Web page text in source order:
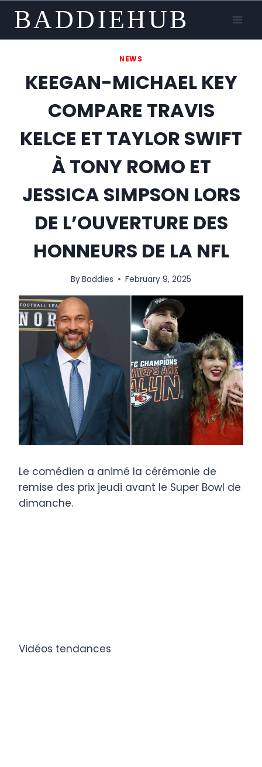
content
BADDIEHUB
NEWS
KEEGAN-MICHAEL KEY
COMPARE TRAVIS
KELCE ET TAYLOR SWIFT
À TONY ROMO ET
JESSICA SIMPSON LORS
DE L’OUVERTURE DES
HONNEURS DE LA NFL
ByBaddies February 9, 2025
Le comédien a animé la cérémonie de
remise des prix jeudi avant le Super Bowl de
dimanche.
Vidéos tendances